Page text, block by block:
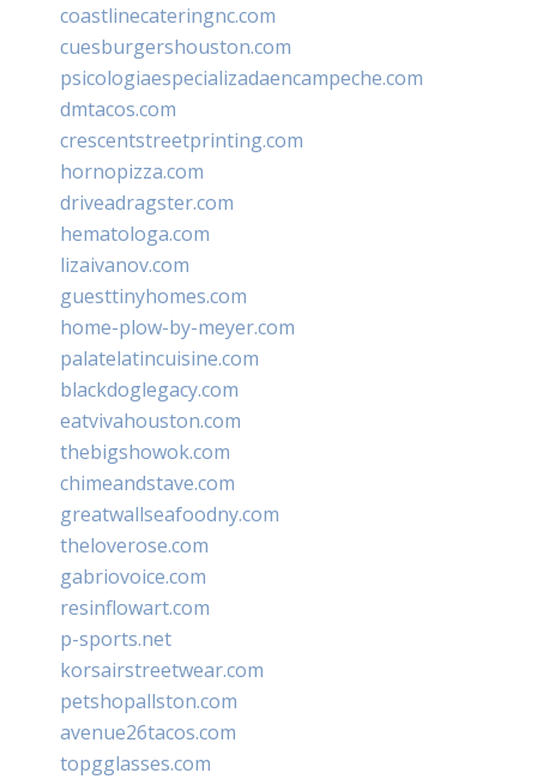
coastlinecateringnc.com
cuesburgershouston.com
psicologiaespecializadaencampeche.com
dmtacos.com
crescentstreetprinting.com
hornopizza.com
driveadragster.com
hematologa.com
lizaivanov.com
guesttinyhomes.com
home-plow-by-meyer.com
palatelatincuisine.com
blackdoglegacy.com
eatvivahouston.com
thebigshowok.com
chimeandstave.com
greatwallseafoodny.com
theloverose.com
gabriovoice.com
resinflowart.com
p-sports.net
korsairstreetwear.com
petshopallston.com
avenue26tacos.com
topgglasses.com